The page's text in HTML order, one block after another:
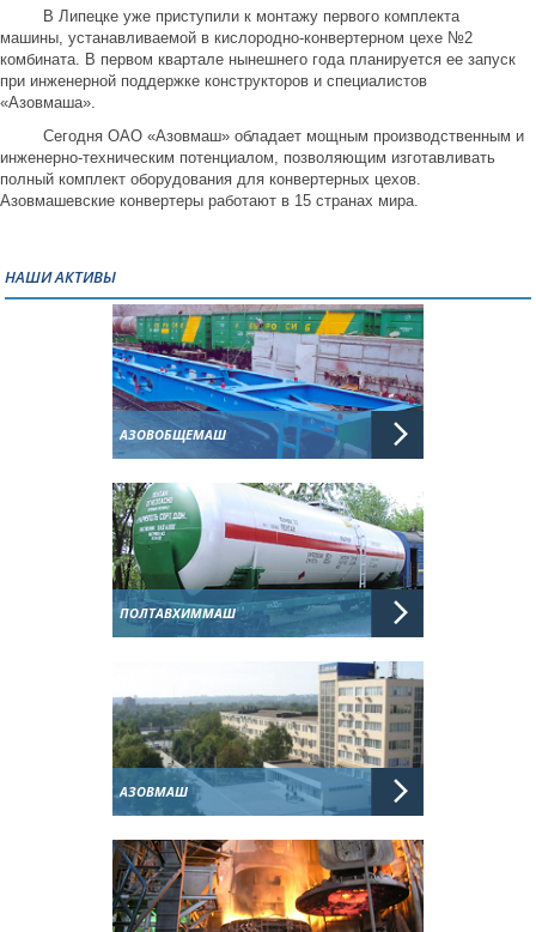
В Липецке уже приступили к монтажу первого комплекта
машины, устанавливаемой в кислородно-конвертерном цехе №2
комбината. В первом квартале нынешнего года планируется ее запуск
при инженерной поддержке конструкторов и специалистов
«Азовмаша».
Сегодня ОАО «Азовмаш» обладает мощным производственным и
инженерно-техническим потенциалом, позволяющим изготавливать
полный комплект оборудования для конвертерных цехов.
Азовмашевские конвертеры работают в 15 странах мира.
НАШИ АКТИВЫ
АЗОВОБЩЕМАШ
ПОЛТАВХИММАШ
АЗОВМАШ